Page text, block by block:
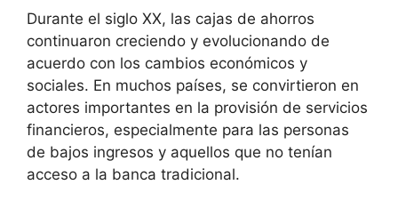
Durante el siglo XX, las cajas de ahorros
continuaron creciendo y evolucionando de
acuerdo con los cambios económicos y
sociales. En muchos países, se convirtieron en
actores importantes en la provisión de servicios
financieros, especialmente para las personas
de bajos ingresos y aquellos que no tenían
acceso a la banca tradicional.